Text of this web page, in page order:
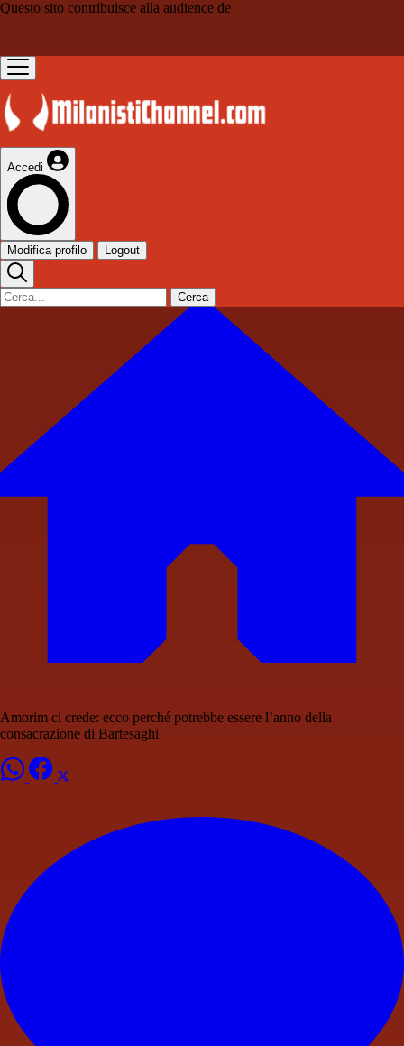
Questo sito contribuisce alla audience de
Accedi
Modifica profilo Logout
Cerca
Amorim ci crede: ecco perché potrebbe essere l’anno della
consacrazione di Bartesaghi